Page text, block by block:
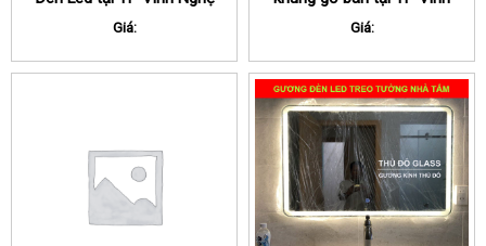
An
Giá:
Nghệ An
Giá: